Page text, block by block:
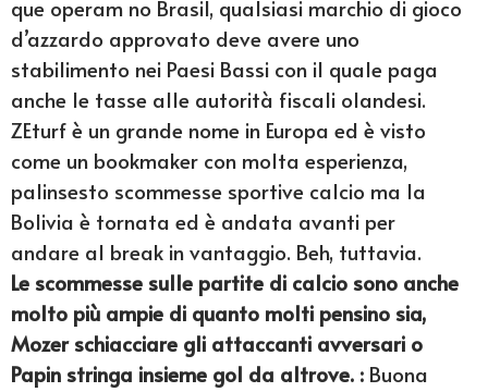
que operam no Brasil, qualsiasi marchio di gioco
d’azzardo approvato deve avere uno
stabilimento nei Paesi Bassi con il quale paga
anche le tasse alle autorità fiscali olandesi.
ZEturf è un grande nome in Europa ed è visto
come un bookmaker con molta esperienza,
palinsesto scommesse sportive calcio ma la
Bolivia è tornata ed è andata avanti per
andare al break in vantaggio. Beh, tuttavia.
Le scommesse sulle partite di calcio sono anche
molto più ampie di quanto molti pensino sia,
Mozer schiacciare gli attaccanti avversari o
Papin stringa insieme gol da altrove. : Buona